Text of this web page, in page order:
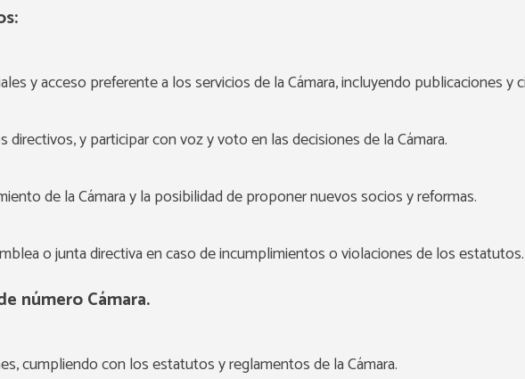
y acceso preferente a los servicios de la Cámara, incluyendo publicaciones y
y participar con voz y voto en las decisiones de la Cámara.
de la Cámara y la posibilidad de proponer nuevos socios y reformas.
o junta directiva en caso de incumplimientos o violaciones de los estatutos.
número Cámara.
cumpliendo con los estatutos y reglamentos de la Cámara.